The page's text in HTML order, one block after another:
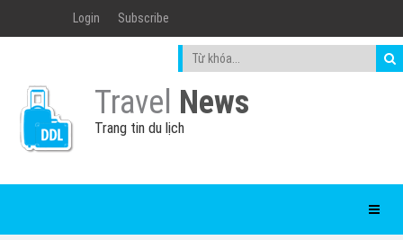
Login Subscribe
Travel News
Trang tin du lịch